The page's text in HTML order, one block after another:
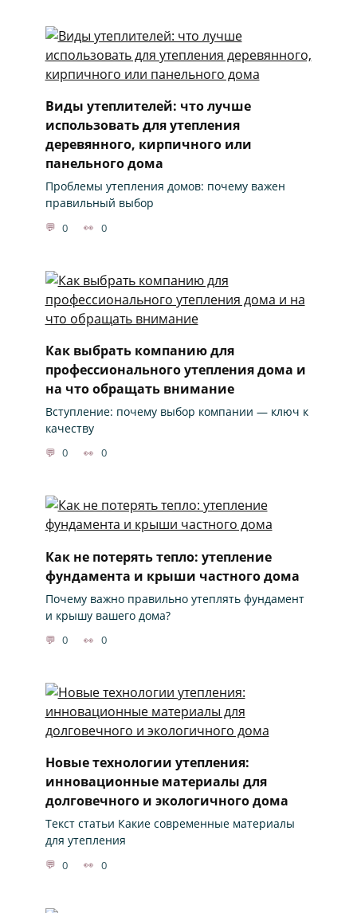
Виды утеплителей: что лучше
использовать для утепления
деревянного, кирпичного или
панельного дома
Проблемы утепления домов: почему важен
правильный выбор
0 0
Как выбрать компанию для
профессионального утепления дома и
на что обращать внимание
Вступление: почему выбор компании — ключ к
качеству
0 0
Как не потерять тепло: утепление
фундамента и крыши частного дома
Почему важно правильно утеплять фундамент
и крышу вашего дома?
0 0
Новые технологии утепления:
инновационные материалы для
долговечного и экологичного дома
Текст статьи Какие современные материалы
для утепления
0 0